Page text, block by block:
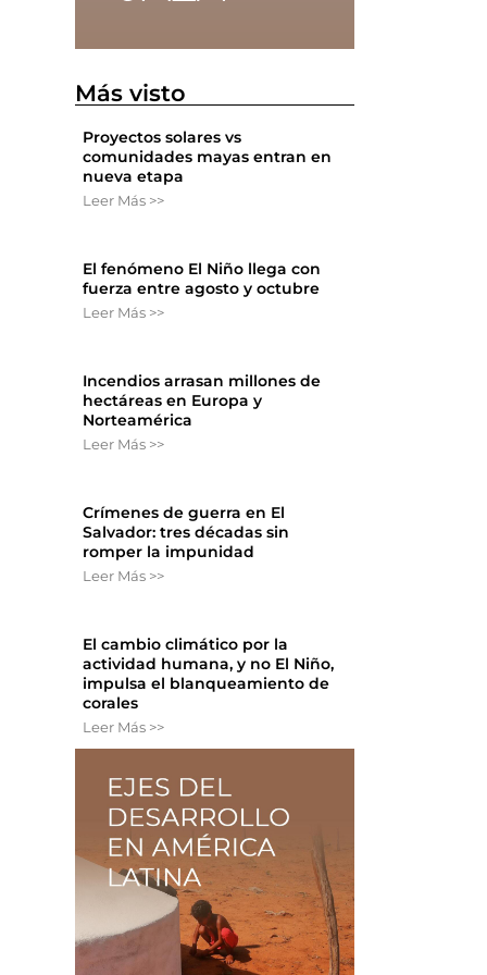
Más visto
Proyectos solares vs
comunidades mayas entran en
nueva etapa
Leer Más >>
El fenómeno El Niño llega con
fuerza entre agosto y octubre
Leer Más >>
Incendios arrasan millones de
hectáreas en Europa y
Norteamérica
Leer Más >>
Crímenes de guerra en El
Salvador: tres décadas sin
romper la impunidad
Leer Más >>
El cambio climático por la
actividad humana, y no El Niño,
impulsa el blanqueamiento de
corales
Leer Más >>